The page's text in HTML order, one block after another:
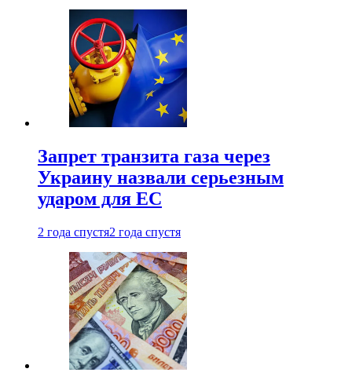
Запрет транзита газа через
Украину назвали серьезным
ударом для ЕС
2 года спустя2 года спустя